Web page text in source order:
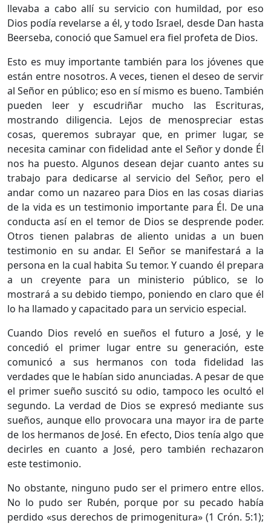
llevaba a cabo allí su servicio con humildad, por eso
Dios podía revelarse a él, y todo Israel, desde Dan hasta
Beerseba, conoció que Samuel era fiel profeta de Dios.
Esto es muy importante también para los jóvenes que
están entre nosotros. A veces, tienen el deseo de servir
al Señor en público; eso en sí mismo es bueno. También
pueden leer y escudriñar mucho las Escrituras,
mostrando diligencia. Lejos de menospreciar estas
cosas, queremos subrayar que, en primer lugar, se
necesita caminar con fidelidad ante el Señor y donde Él
nos ha puesto. Algunos desean dejar cuanto antes su
trabajo para dedicarse al servicio del Señor, pero el
andar como un nazareo para Dios en las cosas diarias
de la vida es un testimonio importante para Él. De una
conducta así en el temor de Dios se desprende poder.
Otros tienen palabras de aliento unidas a un buen
testimonio en su andar. El Señor se manifestará a la
persona en la cual habita Su temor. Y cuando él prepara
a un creyente para un ministerio público, se lo
mostrará a su debido tiempo, poniendo en claro que él
lo ha llamado y capacitado para un servicio especial.
Cuando Dios reveló en sueños el futuro a José, y le
concedió el primer lugar entre su generación, este
comunicó a sus hermanos con toda fidelidad las
verdades que le habían sido anunciadas. A pesar de que
el primer sueño suscitó su odio, tampoco les ocultó el
segundo. La verdad de Dios se expresó mediante sus
sueños, aunque ello provocara una mayor ira de parte
de los hermanos de José. En efecto, Dios tenía algo que
decirles en cuanto a José, pero también rechazaron
este testimonio.
No obstante, ninguno pudo ser el primero entre ellos.
No lo pudo ser Rubén, porque por su pecado había
perdido «sus derechos de primogenitura» (1 Crón. 5:1);